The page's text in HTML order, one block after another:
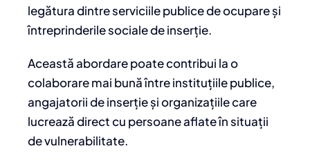
legătura dintre serviciile publice de ocupare și
întreprinderile sociale de inserție.
Această abordare poate contribui la o
colaborare mai bună între instituțiile publice,
angajatorii de inserție și organizațiile care
lucrează direct cu persoane aflate în situații
de vulnerabilitate.